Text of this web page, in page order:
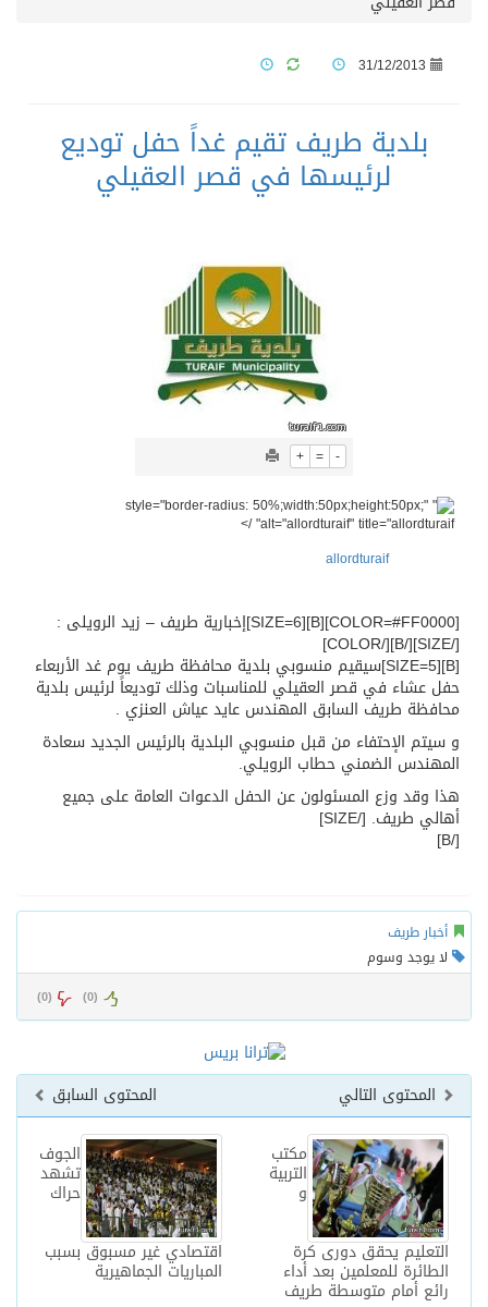
31/12/2013
بلدية طريف تقيم غداً حفل توديع
لرئيسها في قصر العقيلي
+ = -
" style="border-radius: 50%;width:50px;height:50px;"
alt="allordturaif" title="allordturaif" />
allordturaif
[COLOR=#FF0000][B][SIZE=6]إخبارية طريف – زيد الرويلى :
[/SIZE][/B][/COLOR]
[B][SIZE=5]سيقيم منسوبي بلدية محافظة طريف يوم غد الأربعاء
حفل عشاء في قصر العقيلي للمناسبات وذلك توديعاً لرئيس بلدية
محافظة طريف السابق المهندس عايد عياش العنزي .
و سيتم الإحتفاء من قبل منسوبي البلدية بالرئيس الجديد سعادة
المهندس الضمني حطاب الرويلي.
هذا وقد وزع المسئولون عن الحفل الدعوات العامة على جميع
أهالي طريف. [/SIZE]
[/B]
أخبار طريف
لا يوجد وسوم
(
0
) (
0
)
المحتوى السابق
المحتوى التالي
الجوف
تشهد
حراك
اقتصادي غير مسبوق بسبب
المباريات الجماهيرية
مكتب
التربية
و
التعليم يحقق دورى كرة
الطائرة للمعلمين بعد أداء
رائع أمام متوسطة طريف